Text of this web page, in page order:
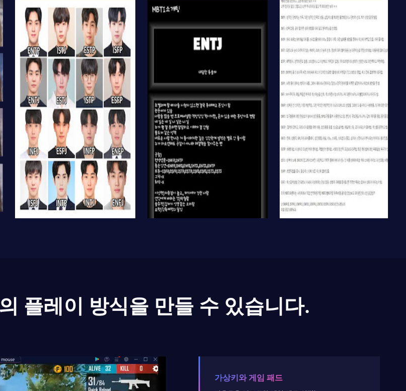
플레이 방식을 만들 수 있습니다.
가상키와 게임 패드